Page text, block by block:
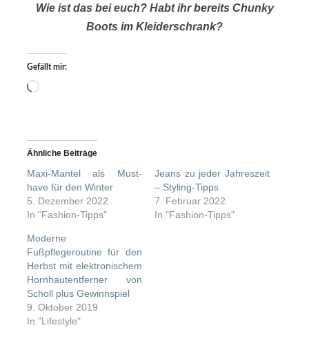
Wie ist das bei euch? Habt ihr bereits Chunky
Boots im Kleiderschrank?
Gefällt mir:
Wird
Ähnliche Beiträge
Maxi-Mantel als Must-
have für den Winter
5. Dezember 2022
In "Fashion-Tipps"
Jeans zu jeder Jahreszeit
– Styling-Tipps
7. Februar 2022
In "Fashion-Tipps"
Moderne
Fußpflegeroutine für den
Herbst mit elektronischem
Hornhautentferner von
Scholl plus Gewinnspiel
9. Oktober 2019
In "Lifestyle"